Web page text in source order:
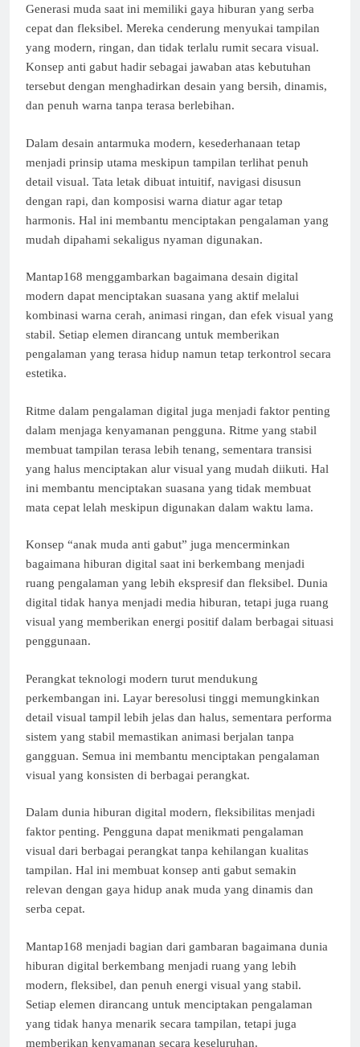
Generasi muda saat ini memiliki gaya hiburan yang serba
cepat dan fleksibel. Mereka cenderung menyukai tampilan
yang modern, ringan, dan tidak terlalu rumit secara visual.
Konsep anti gabut hadir sebagai jawaban atas kebutuhan
tersebut dengan menghadirkan desain yang bersih, dinamis,
dan penuh warna tanpa terasa berlebihan.
Dalam desain antarmuka modern, kesederhanaan tetap
menjadi prinsip utama meskipun tampilan terlihat penuh
detail visual. Tata letak dibuat intuitif, navigasi disusun
dengan rapi, dan komposisi warna diatur agar tetap
harmonis. Hal ini membantu menciptakan pengalaman yang
mudah dipahami sekaligus nyaman digunakan.
Mantap168 menggambarkan bagaimana desain digital
modern dapat menciptakan suasana yang aktif melalui
kombinasi warna cerah, animasi ringan, dan efek visual yang
stabil. Setiap elemen dirancang untuk memberikan
pengalaman yang terasa hidup namun tetap terkontrol secara
estetika.
Ritme dalam pengalaman digital juga menjadi faktor penting
dalam menjaga kenyamanan pengguna. Ritme yang stabil
membuat tampilan terasa lebih tenang, sementara transisi
yang halus menciptakan alur visual yang mudah diikuti. Hal
ini membantu menciptakan suasana yang tidak membuat
mata cepat lelah meskipun digunakan dalam waktu lama.
Konsep “anak muda anti gabut” juga mencerminkan
bagaimana hiburan digital saat ini berkembang menjadi
ruang pengalaman yang lebih ekspresif dan fleksibel. Dunia
digital tidak hanya menjadi media hiburan, tetapi juga ruang
visual yang memberikan energi positif dalam berbagai situasi
penggunaan.
Perangkat teknologi modern turut mendukung
perkembangan ini. Layar beresolusi tinggi memungkinkan
detail visual tampil lebih jelas dan halus, sementara performa
sistem yang stabil memastikan animasi berjalan tanpa
gangguan. Semua ini membantu menciptakan pengalaman
visual yang konsisten di berbagai perangkat.
Dalam dunia hiburan digital modern, fleksibilitas menjadi
faktor penting. Pengguna dapat menikmati pengalaman
visual dari berbagai perangkat tanpa kehilangan kualitas
tampilan. Hal ini membuat konsep anti gabut semakin
relevan dengan gaya hidup anak muda yang dinamis dan
serba cepat.
Mantap168 menjadi bagian dari gambaran bagaimana dunia
hiburan digital berkembang menjadi ruang yang lebih
modern, fleksibel, dan penuh energi visual yang stabil.
Setiap elemen dirancang untuk menciptakan pengalaman
yang tidak hanya menarik secara tampilan, tetapi juga
memberikan kenyamanan secara keseluruhan.